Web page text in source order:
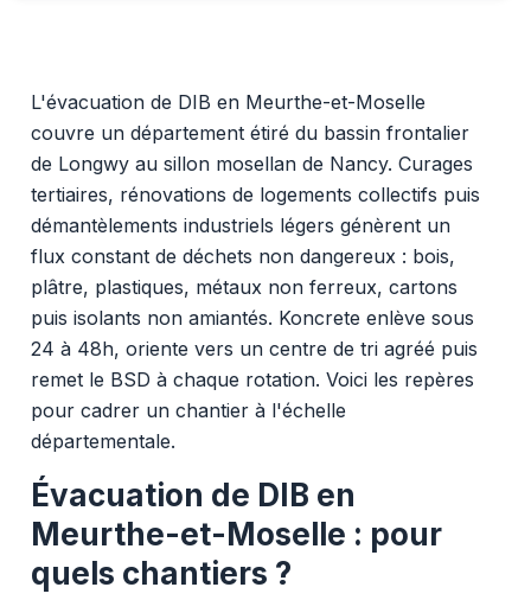
L'évacuation de DIB en Meurthe-et-Moselle
couvre un département étiré du bassin frontalier
de Longwy au sillon mosellan de Nancy. Curages
tertiaires, rénovations de logements collectifs puis
démantèlements industriels légers génèrent un
flux constant de déchets non dangereux : bois,
plâtre, plastiques, métaux non ferreux, cartons
puis isolants non amiantés. Koncrete enlève sous
24 à 48h, oriente vers un centre de tri agréé puis
remet le BSD à chaque rotation. Voici les repères
pour cadrer un chantier à l'échelle
départementale.
Évacuation de DIB en
Meurthe-et-Moselle : pour
quels chantiers ?